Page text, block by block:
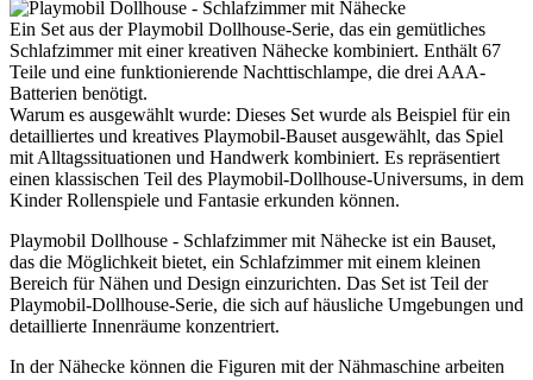
Ein Set aus der Playmobil Dollhouse-Serie, das ein gemütliches
Schlafzimmer mit einer kreativen Nähecke kombiniert. Enthält 67
Teile und eine funktionierende Nachttischlampe, die drei AAA-
Batterien benötigt.
Warum es ausgewählt wurde: Dieses Set wurde als Beispiel für ein
detailliertes und kreatives Playmobil-Bauset ausgewählt, das Spiel
mit Alltagssituationen und Handwerk kombiniert. Es repräsentiert
einen klassischen Teil des Playmobil-Dollhouse-Universums, in dem
Kinder Rollenspiele und Fantasie erkunden können.
Playmobil Dollhouse - Schlafzimmer mit Nähecke ist ein Bauset,
das die Möglichkeit bietet, ein Schlafzimmer mit einem kleinen
Bereich für Nähen und Design einzurichten. Das Set ist Teil der
Playmobil-Dollhouse-Serie, die sich auf häusliche Umgebungen und
detaillierte Innenräume konzentriert.
In der Nähecke können die Figuren mit der Nähmaschine arbeiten